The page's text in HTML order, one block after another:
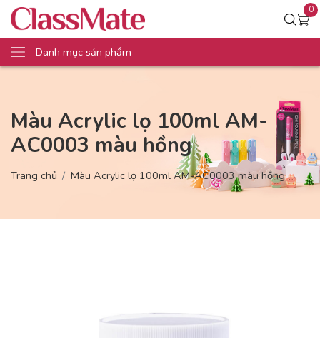
0
Danh mục sản phẩm
Màu Acrylic lọ 100ml AM-
AC0003 màu hồng
Trang chủ Màu Acrylic lọ 100ml AM-AC0003 màu hồng